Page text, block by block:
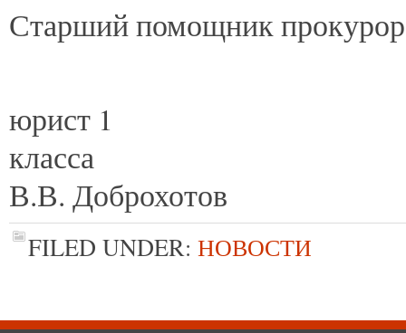
Старший помощник
юрист 1
В.В. Доброхотов
FILED UNDER: НОВОСТИ